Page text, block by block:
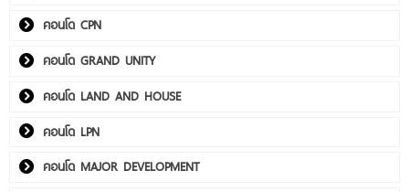
คอนโด CPN
คอนโด GRAND UNITY
คอนโด LAND AND HOUSE
คอนโด LPN
คอนโด MAJOR DEVELOPMENT